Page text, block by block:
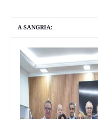
A SANGRIA: